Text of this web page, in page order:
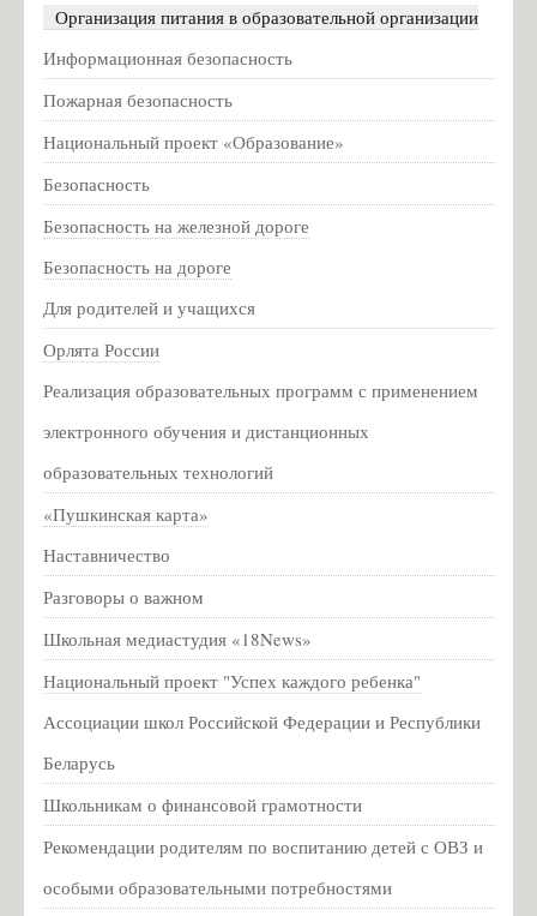
Всероссийская акция "Урок цифры"
Новогодняя выставка
Новости
Вакцинация от гриппа и коронавирусной инфекции
Памятка о мерах профилактики энтеровирусной инфекции для
детских образовательных учреждений
Оператор курса «Россия – мои горизонты» отвечает на вопросы
родителей
Противодействие коррупции
Нормативные правовые и иные акты в сфере противодействия
Формы документов
Сведения о доходах
Организация питания в образовательной организации
Информационная безопасность
Пожарная безопасность
Национальный проект «Образование»
Безопасность
Безопасность на железной дороге
Безопасность на дороге
Для родителей и учащихся
Орлята России
Реализация образовательных программ с применением
электронного обучения и дистанционных
образовательных технологий
«Пушкинская карта»
Наставничество
Разговоры о важном
Школьная медиастудия «18News»
Национальный проект "Успех каждого ребенка"
Ассоциации школ Российской Федерации и Республики
Беларусь
Школьникам о финансовой грамотности
Рекомендации родителям по воспитанию детей с ОВЗ и
особыми образовательными потребностями